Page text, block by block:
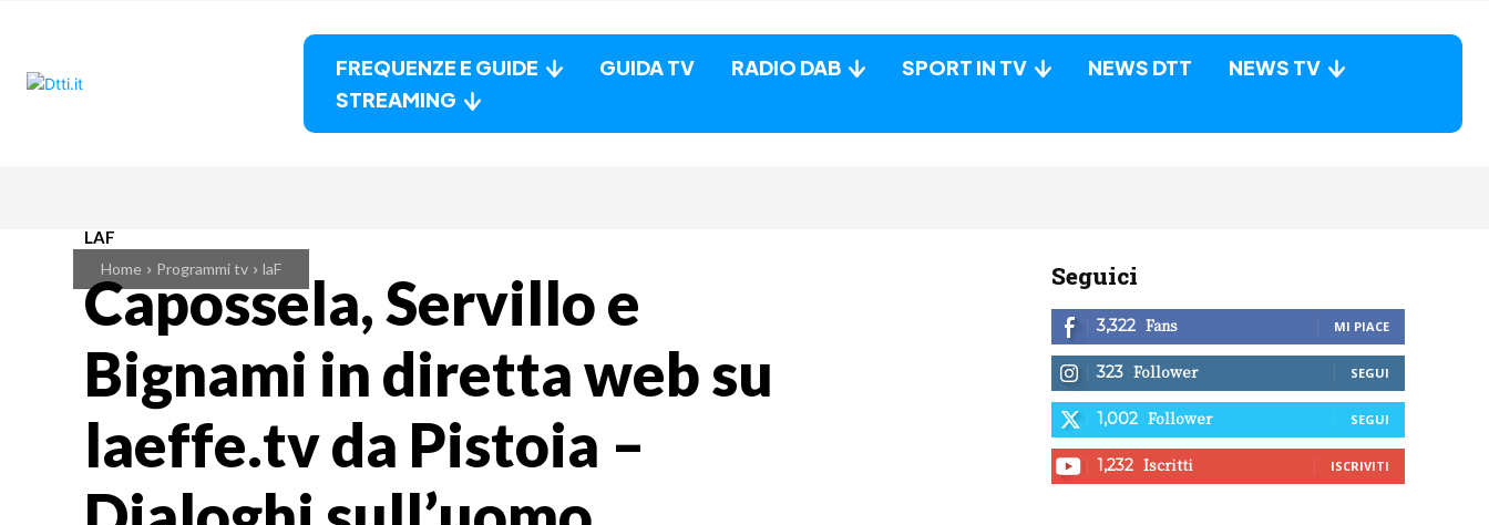
FREQUENZE E GUIDE GUIDA TV RADIO DAB SPORT IN TV NEWS DTT
NEWS TV
STREAMING
Home Programmi tv laF
LAF
Capossela, Servillo e
Bignami in diretta web su
laeffe.tv da Pistoia –
Seguici
3,322 Fans MI PIACE
323 Follower SEGUI
1,002 Follower SEGUI
1,232 Iscritti ISCRIVITI